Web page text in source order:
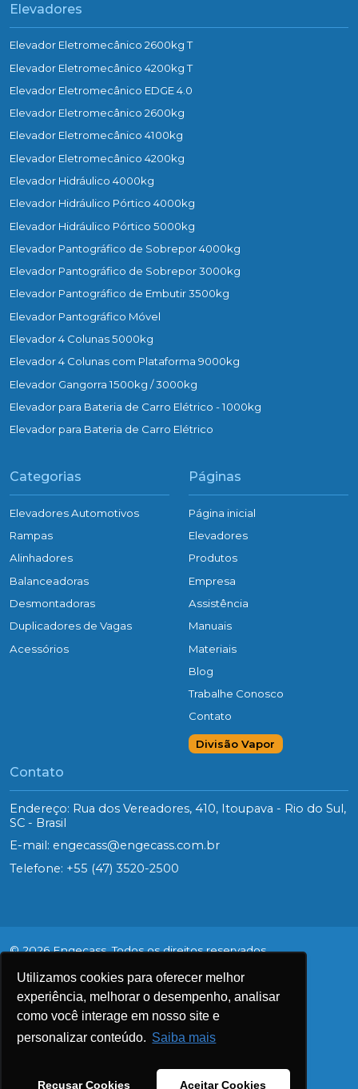
Utilizamos cookies para oferecer melhor
experiência, melhorar o desempenho, analisar
como você interage em nosso site e
personalizar conteúdo. Saiba mais
Recusar Cookies Aceitar Cookies
Elevadores
Elevador Eletromecânico 2600kg T
Elevador Eletromecânico 4200kg T
Elevador Eletromecânico EDGE 4.0
Elevador Eletromecânico 2600kg
Elevador Eletromecânico 4100kg
Elevador Eletromecânico 4200kg
Elevador Hidráulico 4000kg
Elevador Hidráulico Pórtico 4000kg
Elevador Hidráulico Pórtico 5000kg
Elevador Pantográfico de Sobrepor 4000kg
Elevador Pantográfico de Sobrepor 3000kg
Elevador Pantográfico de Embutir 3500kg
Elevador Pantográfico Móvel
Elevador 4 Colunas 5000kg
Elevador 4 Colunas com Plataforma 9000kg
Elevador Gangorra 1500kg / 3000kg
Elevador para Bateria de Carro Elétrico - 1000kg
Elevador para Bateria de Carro Elétrico
Categorias
Elevadores Automotivos
Rampas
Alinhadores
Balanceadoras
Desmontadoras
Duplicadores de Vagas
Acessórios
Páginas
Página inicial
Elevadores
Produtos
Empresa
Assistência
Manuais
Materiais
Blog
Trabalhe Conosco
Contato
Divisão Vapor
Contato
Endereço: Rua dos Vereadores, 410, Itoupava - Rio do Sul,
SC - Brasil
E-mail: engecass@engecass.com.br
Telefone: +55 (47) 3520-2500
© 2026 Engecass. Todos os direitos reservados.
Aviso de privacidade
Política de cookies
LGPD